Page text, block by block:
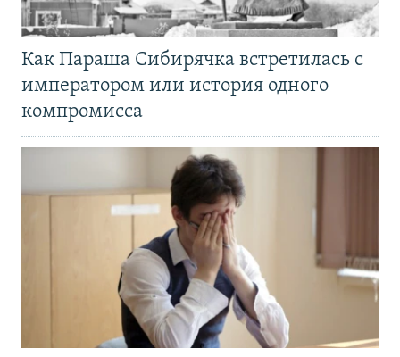
Как Параша Сибирячка встретилась с
императором или история одного
компромисса